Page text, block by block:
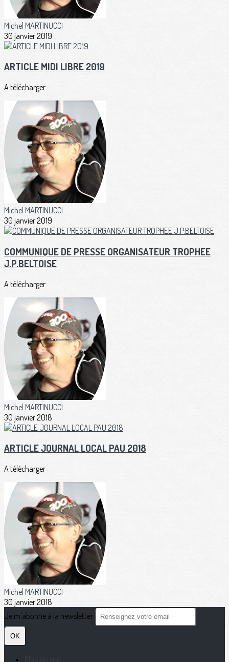
Michel MARTINUCCI
30 janvier 2019
ARTICLE MIDI LIBRE 2019
A télécharger.
Michel MARTINUCCI
30 janvier 2019
COMMUNIQUE DE PRESSE ORGANISATEUR TROPHEE
J.P.BELTOISE
A télécharger
Michel MARTINUCCI
30 janvier 2018
ARTICLE JOURNAL LOCAL PAU 2018
A télécharger
Michel MARTINUCCI
30 janvier 2018
Je m'abonne à la newsletter
OK